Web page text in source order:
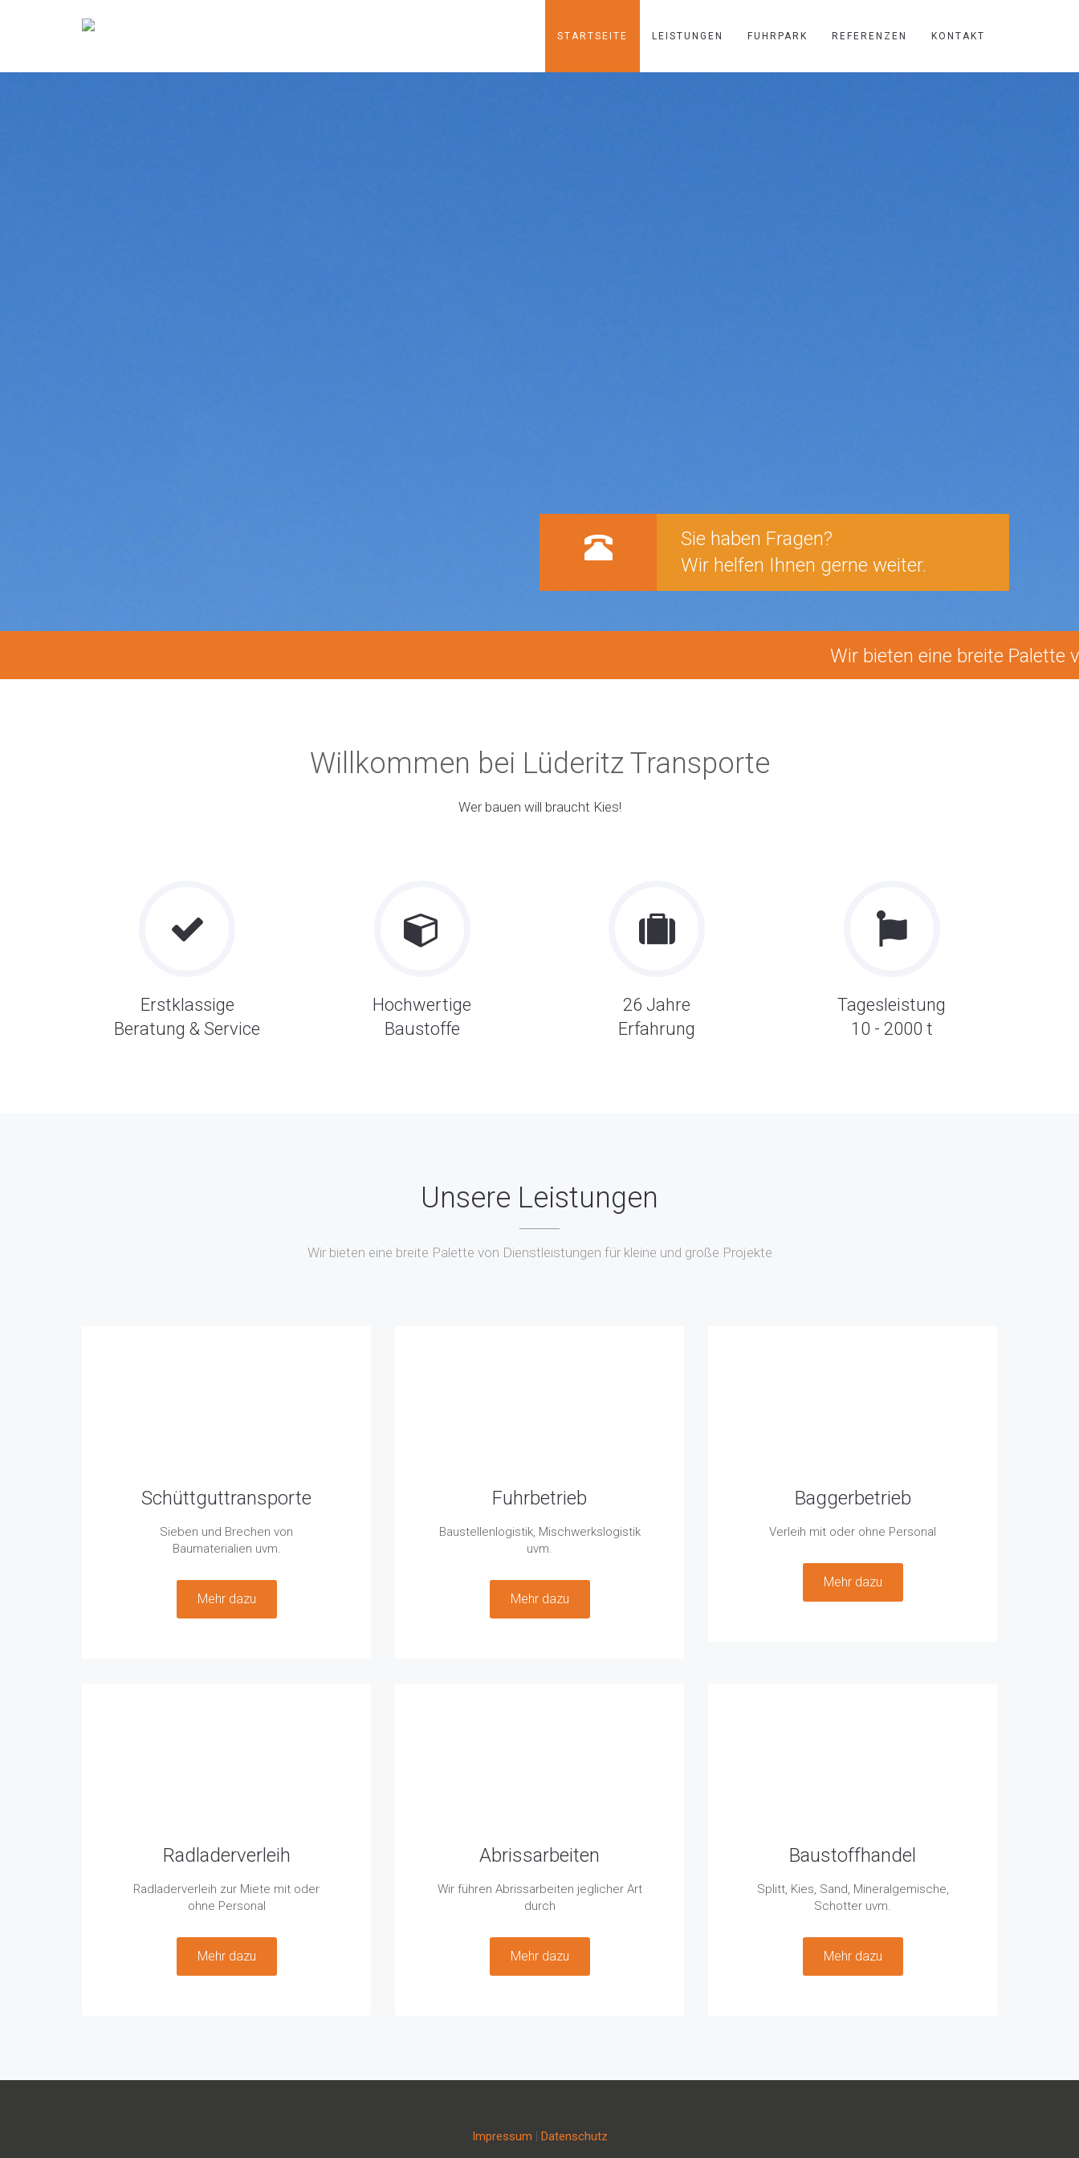
STARTSEITE LEISTUNGEN FUHRPARK REFERENZEN KONTAKT
Sie haben Fragen?
Wir helfen Ihnen gerne weiter.
Wir bieten eine breite Palette von
Willkommen bei Lüderitz Transporte
Wer bauen will braucht Kies!
Erstklassige
Beratung & Service
Hochwertige
Baustoffe
26 Jahre
Erfahrung
Tagesleistung
10 - 2000 t
Unsere Leistungen
Wir bieten eine breite Palette von Dienstleistungen für kleine und große Projekte
Schüttguttransporte
Sieben und Brechen von
Baumaterialien uvm.
Mehr dazu
Fuhrbetrieb
Baustellenlogistik, Mischwerkslogistik
uvm.
Mehr dazu
Baggerbetrieb
Verleih mit oder ohne Personal
Mehr dazu
Radladerverleih
Radladerverleih zur Miete mit oder
ohne Personal
Mehr dazu
Abrissarbeiten
Wir führen Abrissarbeiten jeglicher Art
durch
Mehr dazu
Baustoffhandel
Splitt, Kies, Sand, Mineralgemische,
Schotter uvm.
Mehr dazu
Impressum | Datenschutz